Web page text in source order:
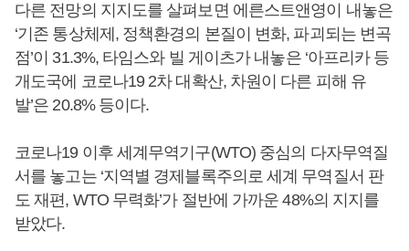
다른 전망의 지지도를 살펴보면 에른스트앤영이 내놓은
‘기존 통상체제, 정책환경의 본질이 변화, 파괴되는 변곡
점’이 31.3%, 타임스와 빌 게이츠가 내놓은 ‘아프리카 등
개도국에 코로나19 2차 대확산, 차원이 다른 피해 유
발’은 20.8% 등이다.
코로나19 이후 세계무역기구(WTO) 중심의 다자무역질
서를 놓고는 ‘지역별 경제블록주의로 세계 무역질서 판
도 재편, WTO 무력화’가 절반에 가까운 48%의 지지를
받았다.